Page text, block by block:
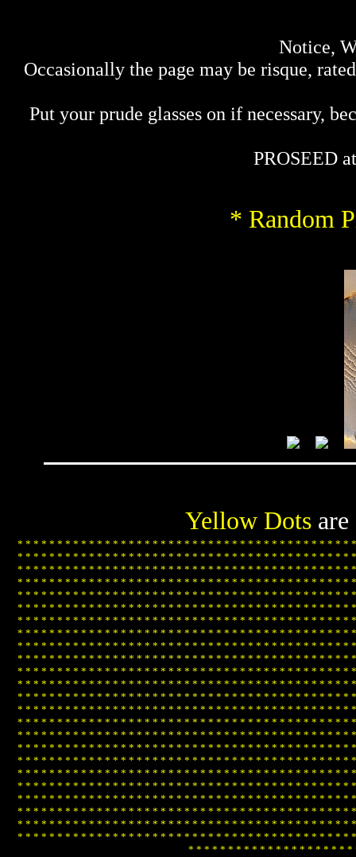
Notice,
Occasionally the page may be risque,
Put your prude glasses on if necessary,
PROSEED
* Random
Yellow Dots
* * * * * * * * * * * * * * * * * * * * * * * * * * * * * * * * * * * * * * * * * *
* * * * * * * * * * * * * * * * * * * * * * * * * * * * * * * * * * * * * * * * * *
* * * * * * * * * * * * * * * * * * * * * * * * * * * * * * * * * * * * * * * * * *
* * * * * * * * * * * * * * * * * * * * * * * * * * * * * * * * * * * * * * * * * *
* * * * * * * * * * * * * * * * * * * * * * * * * * * * * * * * * * * * * * * * * *
* * * * * * * * * * * * * * * * * * * * * * * * * * * * * * * * * * * * * * * * * *
* * * * * * * * * * * * * * * * * * * * * * * * * * * * * * * * * * * * * * * * * *
* * * * * * * * * * * * * * * * * * * * * * * * * * * * * * * * * * * * * * * * * *
* * * * * * * * * * * * * * * * * * * * * * * * * * * * * * * * * * * * * * * * * *
* * * * * * * * * * * * * * * * * * * * * * * * * * * * * * * * * * * * * * * * * *
* * * * * * * * * * * * * * * * * * * * * * * * * * * * * * * * * * * * * * * * * *
* * * * * * * * * * * * * * * * * * * * * * * * * * * * * * * * * * * * * * * * * *
* * * * * * * * * * * * * * * * * * * * * * * * * * * * * * * * * * * * * * * * * *
* * * * * * * * * * * * * * * * * * * * * * * * * * * * * * * * * * * * * * * * * *
* * * * * * * * * * * * * * * * * * * * * * * * * * * * * * * * * * * * * * * * * *
* * * * * * * * * * * * * * * * * * * * * * * * * * * * * * * * * * * * * * * * * *
* * * * * * * * * * * * * * * * * * * * * * * * * * * * * * * * * * * * * * * * * *
* * * * * * * * * * * * * * * * * * * * * * * * * * * * * * * * * * * * * * * * * *
* * * * * * * * * * * * * * * * * * * * * * * * * * * * * * * * * * * * * * * * * *
* * * * * * * * * * * * * * * * * * * * * * * * * * * * * * * * * * * * * * * * * *
* * * * * * * * * * * * * * * * * * * * * * * * * * * * * * * * * * * * * * * * * *
* * * * * * * * * * * * * * * * * * * * * * * * * * * * * * * * * * * * * * * * * *
* * * * * * * * * * * * * * * * * * * * * * * * * * * * * * * * * * * * * * * * * *
* * * * * * * * * * * * * * * * * * * * * * * * * * * * * * * * * * * * * * * * * *
* * * * * * * * * * * * * * * * * * * * *